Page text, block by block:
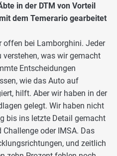
in der DTM von Vorteil
dem Temerario gearbeitet
offen bei Lamborghini. Jeder
verstehen, was wir gemacht
Entscheidungen
wie das Auto auf
hilft. Aber wir haben in der
gelegt. Wir haben nicht
bis ins letzte Detail gemacht
oder IMSA. Das
und zeitlich